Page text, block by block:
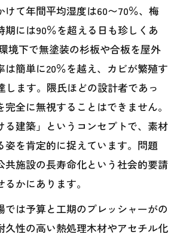
けて年間平均湿度は60〜70％、梅
期には90％を超える日も珍しくあ
境下で無塗装の杉板や合板を屋外
は簡単に20％を越え、カビが繁殖す
します。隈氏ほどの設計者であっ
全に無視することはできません。
る建築」というコンセプトで、素材
姿を肯定的に捉えています。問題
共施設の長寿命化という社会的要請
かにあります。
は予算と工期のプレッシャーがの
久性の高い熱処理木材やアセチル化